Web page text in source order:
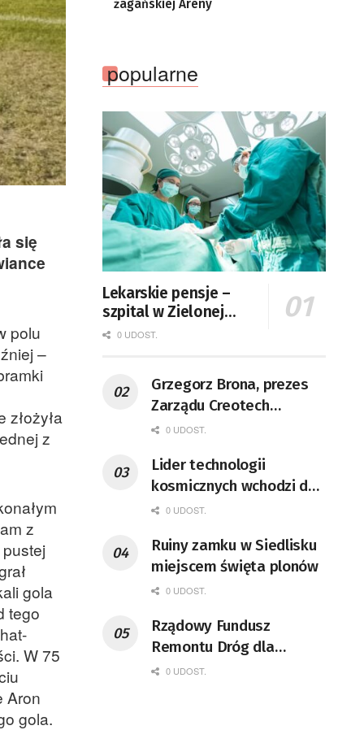
się
polu
–
złożyła
z
z
gola
tego
W 75
Aron
gola.
żagańskiej Areny
popularne
Lekarskie pensje –
szpital w Zielonej
Górze podaje dane
0 UDOST.
Grzegorz Brona, prezes
Zarządu Creotech
Instruments S.A. Fizyk,
pracownik CERN w
Genewie, przedsiębiorca i
nauczyciel akademicki,
fizycznych, koordynator
Rady Sektorowej ds.
Kompetencji Przemysłu
Lotniczo-Kosmicznego
oraz członek Komitetu
Badań Kosmicznych i
Satelitarnych PAN.
0 UDOST.
Lider technologii
kosmicznych wchodzi do
Lubuskiego
0 UDOST.
Ruiny zamku w Siedlisku
miejscem święta plonów
0 UDOST.
Rządowy Fundusz
Remontu Dróg dla
województwa lubuskiego
0 UDOST.